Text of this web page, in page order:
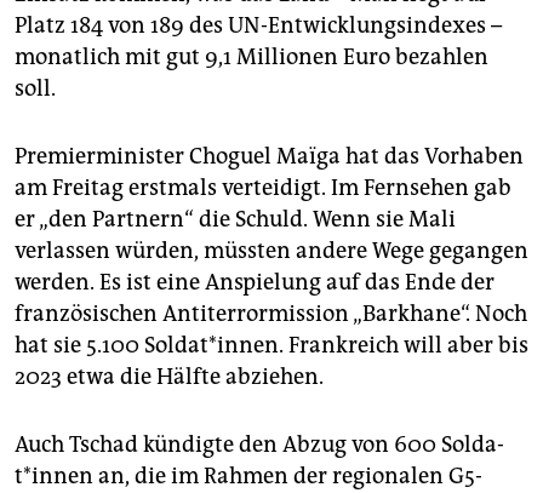
Platz 184 von 189 des UN-Entwicklungsindexes –
monatlich mit gut 9,1 Millionen Euro bezahlen
soll.
Premierminister Choguel Maïga hat das Vorhaben
am Freitag erstmals verteidigt. Im Fernsehen gab
er „den Partnern“ die Schuld. Wenn sie Mali
verlassen würden, müssten andere Wege gegangen
werden. Es ist eine Anspielung auf das Ende der
französischen Antiterrormission „Barkhane“. Noch
hat sie 5.100 Soldat*innen. Frankreich will aber bis
2023 etwa die Hälfte abziehen.
Auch Tschad kündigte den Abzug von 600 Sol­da­
t*in­nen an, die im Rahmen der regionalen G5-